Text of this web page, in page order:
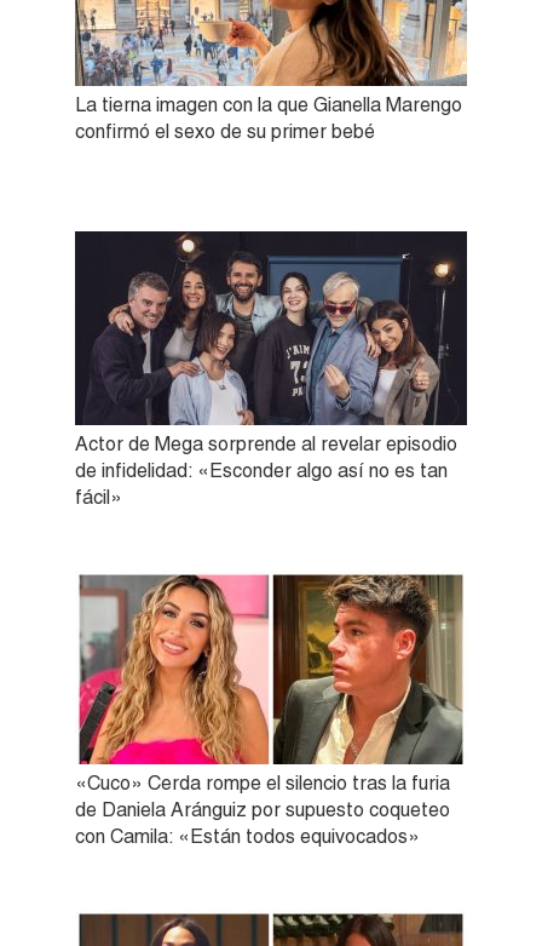
La tierna imagen con la que Gianella Marengo
confirmó el sexo de su primer bebé
Actor de Mega sorprende al revelar episodio
de infidelidad: «Esconder algo así no es tan
fácil»
«Cuco» Cerda rompe el silencio tras la furia
de Daniela Aránguiz por supuesto coqueteo
con Camila: «Están todos equivocados»